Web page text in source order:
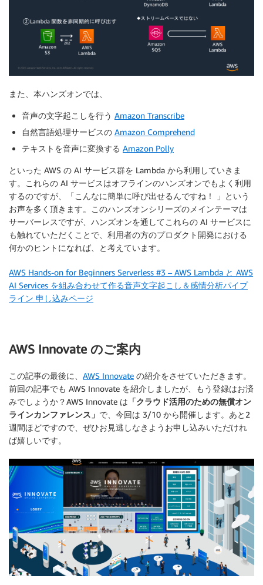
また、本ハンズオンでは、
音声の文字起こしを行う Amazon Transcribe
自然言語処理サービスの Amazon Comprehend
テキストを音声に変換する Amazon Polly
といった AWS の AI サービス群を Lambda から利用していきま
す。これらの AI サービスはオフラインのハンズオンでもよく利用
するのですが、「こんなに簡単に呼び出せるんですね！ 」という
お声を多く頂きます。このハンズオンシリーズのメインテーマは
サーバーレスですが、ハンズオンを通してこれらの AI サービスに
も触れていただくことで、利用者の方のプロダクト開発における
何かのヒントになれば、と考えています。
AWS Hands-on for Beginners Serverless #3 – AWS Lambda と AWS
AI Services を組み合わせて作る音声文字起こし＆感情分析パイプ
ライン 申し込みページ
AWS Innovate のご案内
この記事の最後に、 AWS Innovate の紹介をさせていただきます。
前回の記事でも AWS Innovate を紹介しましたが、もう登録はお済
みでしょうか？AWS Innovate は 「クラウド活用のための無償オン
ラインカンファレンス」 で、今回は 3/10 から開催します。あと2
週間ほどですので、ぜひお見逃しなきようお申し込みいただけれ
ば嬉しいです。